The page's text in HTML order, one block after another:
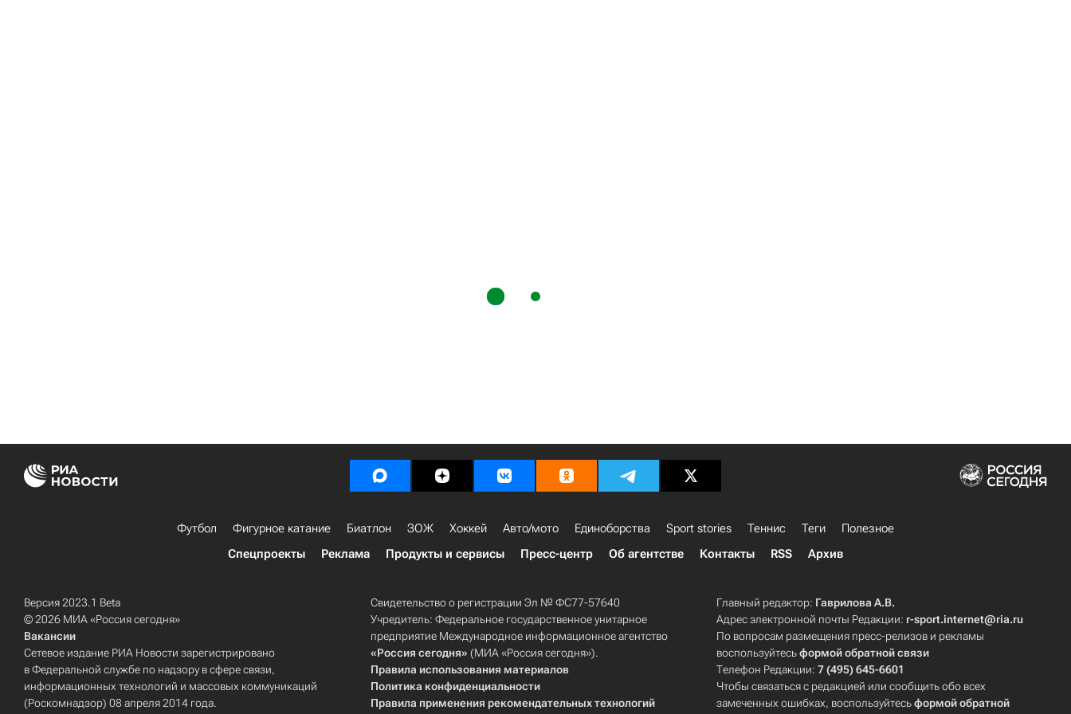
Футбол Фигурное катание Биатлон ЗОЖ Хоккей Авто/мото Единоборства Sport stories Теннис Теги
Полезное
Спецпроекты
Реклама Продукты и сервисы Пресс-центр Об агентстве Контакты RSS Архив
Версия 2023.1 Beta
© 2026 МИА «Россия сегодня»
Вакансии
Сетевое издание РИА Новости зарегистрировано
в Федеральной службе по надзору в сфере связи,
информационных технологий и массовых коммуникаций
(Роскомнадзор) 08 апреля 2014 года.
Свидетельство о регистрации Эл № ФС77-57640
Учредитель: Федеральное государственное унитарное
предприятие Международное информационное агентство
«Россия сегодня» (МИА «Россия сегодня»).
Правила использования материалов
Политика конфиденциальности
Правила применения рекомендательных технологий
Главный редактор: Гаврилова А.В.
Адрес электронной почты Редакции: r-sport.internet@ria.ru
По вопросам размещения пресс-релизов и рекламы
воспользуйтесьформой обратной связи
Телефон Редакции:7 (495) 645-6601
Чтобы связаться с редакцией или сообщить обо всех
замеченных ошибках, воспользуйтесьформой обратной